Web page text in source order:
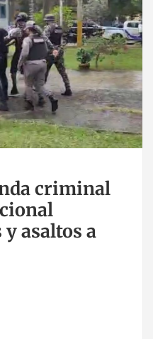
criminal
y asaltos a